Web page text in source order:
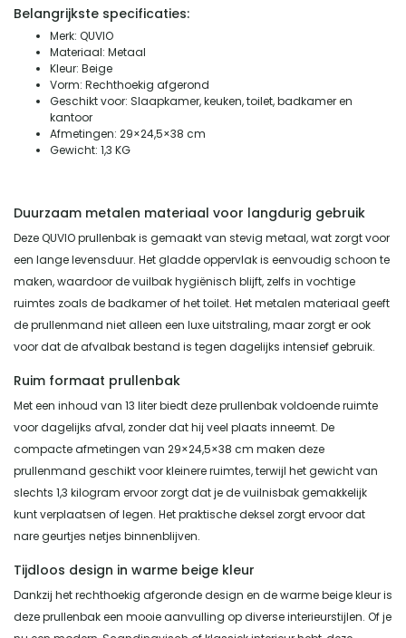
Belangrijkste specificaties:
Merk: QUVIO
Materiaal: Metaal
Kleur: Beige
Vorm: Rechthoekig afgerond
Geschikt voor: Slaapkamer, keuken, toilet, badkamer en
kantoor
Afmetingen: 29×24,5×38 cm
Gewicht: 1,3 KG
Duurzaam metalen materiaal voor langdurig gebruik
Deze QUVIO prullenbak is gemaakt van stevig metaal, wat zorgt voor
een lange levensduur. Het gladde oppervlak is eenvoudig schoon te
maken, waardoor de vuilbak hygiënisch blijft, zelfs in vochtige
ruimtes zoals de badkamer of het toilet. Het metalen materiaal geeft
de prullenmand niet alleen een luxe uitstraling, maar zorgt er ook
voor dat de afvalbak bestand is tegen dagelijks intensief gebruik.
Ruim formaat prullenbak
Met een inhoud van 13 liter biedt deze prullenbak voldoende ruimte
voor dagelijks afval, zonder dat hij veel plaats inneemt. De
compacte afmetingen van 29×24,5×38 cm maken deze
prullenmand geschikt voor kleinere ruimtes, terwijl het gewicht van
slechts 1,3 kilogram ervoor zorgt dat je de vuilnisbak gemakkelijk
kunt verplaatsen of legen. Het praktische deksel zorgt ervoor dat
nare geurtjes netjes binnenblijven.
Tijdloos design in warme beige kleur
Dankzij het rechthoekig afgeronde design en de warme beige kleur is
deze prullenbak een mooie aanvulling op diverse interieurstijlen. Of je